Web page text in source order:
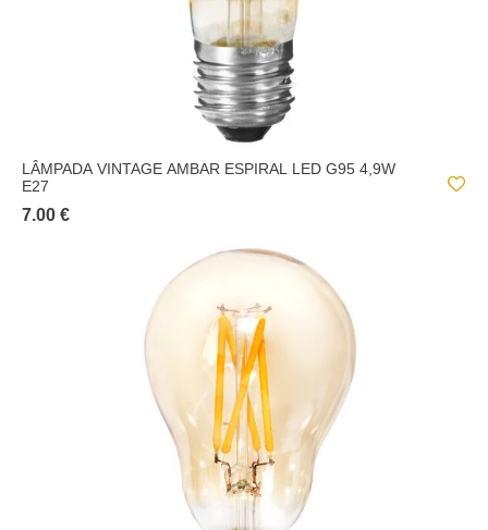
LÂMPADA VINTAGE AMBAR ESPIRAL LED G95 4,9W
E27
7.00 €